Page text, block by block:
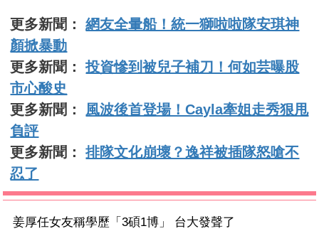
更多新聞：網友全暈船！統一獅啦啦隊安琪神
顏掀暴動
更多新聞：投資慘到被兒子補刀！何如芸曝股
市心酸史
更多新聞： 風波後首登場！Cayla牽姐走秀狠甩
負評
更多新聞：排隊文化崩壞？逸祥被插隊怒嗆不
忍了
姜厚任女友稱學歷「3碩1博」 台大發聲了